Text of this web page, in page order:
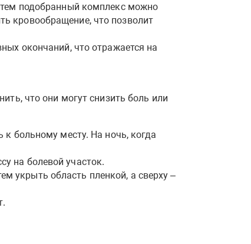
подобранный комплекс можно
кровообращение, что позволит
окончаний, что отражается на
что они могут снизить боль или
больному месту. На ночь, когда
на болевой участок.
укрыть область пленкой, а сверху –